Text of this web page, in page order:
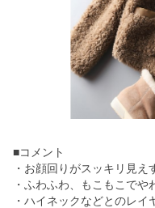
■コメント
・お顔回りがスッキリ見え
・ふわふわ、もこもこでや
・ハイネックなどとのレイ